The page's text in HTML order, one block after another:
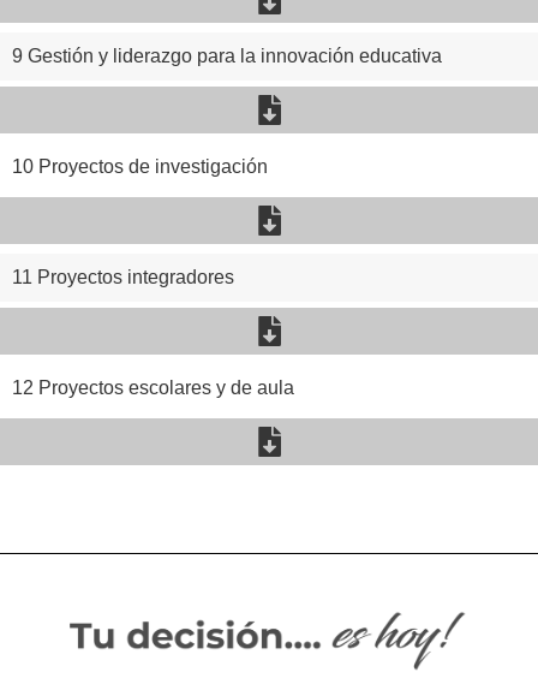
9 Gestión y liderazgo para la innovación educativa
10 Proyectos de investigación
11 Proyectos integradores
12 Proyectos escolares y de aula